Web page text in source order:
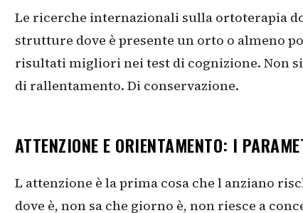
Le ricerche internazionali sulla ortoterapia
strutture dove è presente un orto o almeno
risultati migliori nei test di cognizione. Non
di rallentamento. Di conservazione.
ATTENZIONE E ORIENTAMENTO: I
L attenzione è la prima cosa che l anziano
dove è, non sa che giorno è, non riesce a